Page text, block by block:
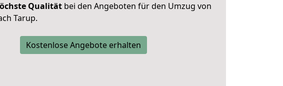
Qualität bei den Angeboten für den Umzug von
Tarup.
Kostenlose Angebote erhalten